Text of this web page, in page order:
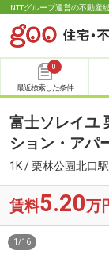
NTTグループ運営の不動産
0
最近検索した条件
富士ソレイユ
ション・アパ
1K / 栗林公園北口駅
賃料5.20万
1 /16